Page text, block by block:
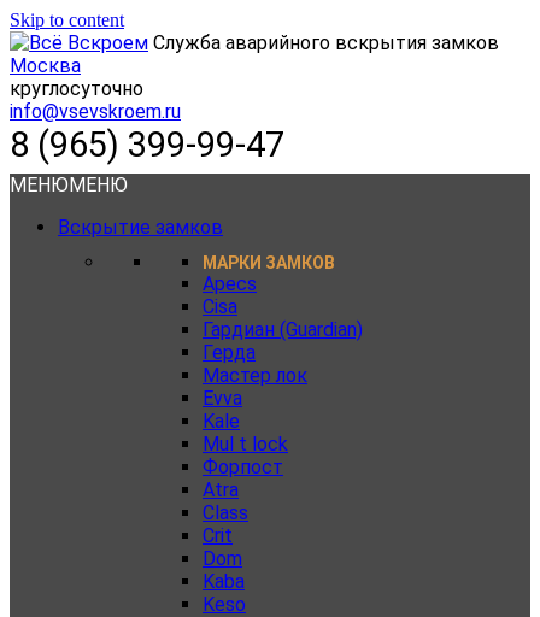
Skip to content
Служба аварийного вскрытия замков
Москва
круглосуточно
info@vsevskroem.ru
8 (965) 399-99-47
МЕНЮМЕНЮ
Вскрытие замков
МАРКИ ЗАМКОВ
Apecs
Cisa
Гардиан (Guardian)
Герда
Мастер лок
Evva
Kale
Mul t lock
Форпост
Atra
Class
Crit
Dom
Kaba
Keso